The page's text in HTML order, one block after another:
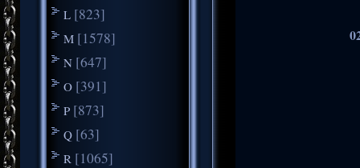
L [823]
M [1578]
N [647]
O [391]
P [873]
Q [63]
R [1065]